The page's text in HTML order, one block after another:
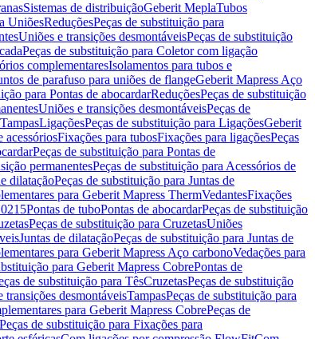
Sistemas de distribuiçãoGeberit MeplaTubos
UniõesReduçõesPeças de substituição para
Uniões e transições desmontáveisPeças de substituição
Peças de substituição para Coletor com ligação
complementaresIsolamentos para tubos e
de parafuso para uniões de flangeGeberit Mapress Aço
para Pontas de abocardarReduçõesPeças de substituição
Uniões e transições desmontáveisPeças de
LigaçõesPeças de substituição para LigaçõesGeberit
acessóriosFixações para tubosFixações para ligaçõesPeças
Peças de substituição para Pontas de
permanentesPeças de substituição para Acessórios de
dilataçãoPeças de substituição para Juntas de
para Geberit Mapress ThermVedantesFixações
Pontas de tuboPontas de abocardarPeças de substituição
Peças de substituição para CruzetasUniões
Juntas de dilataçãoPeças de substituição para Juntas de
para Geberit Mapress Aço carbonoVedações para
para Geberit Mapress CobrePontas de
de substituição para TêsCruzetasPeças de substituição
transições desmontáveisTampasPeças de substituição para
para Geberit Mapress CobrePeças de
Peças de substituição para Fixações para